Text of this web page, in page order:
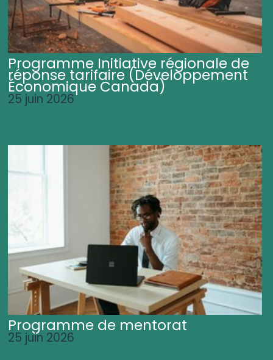
Programme Initiative régionale de
réponse tarifaire (Développement
Économique Canada)
25 juin 2026
Programme de mentorat
25 juin 2026